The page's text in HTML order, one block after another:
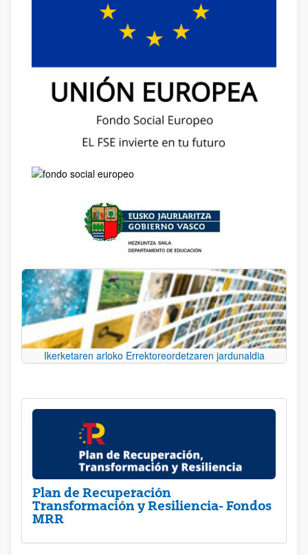
Ikerketaren arloko Errektoreordetzaren jardunaldia
Plan de Recuperación
Transformación y Resiliencia- Fondos
MRR